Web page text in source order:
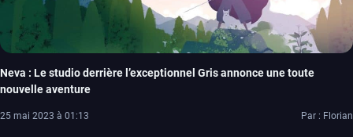
Neva : Le studio derrière l’exceptionnel Gris annonce une toute
nouvelle aventure
25 mai 2023 à 01:13 Par : Florian